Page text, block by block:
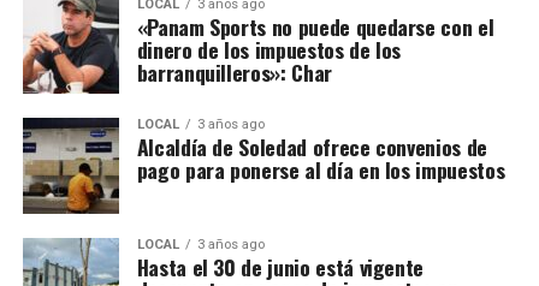
LOCAL 3 años ago
«Panam Sports no puede quedarse con el
dinero de los impuestos de los
barranquilleros»: Char
LOCAL 3 años ago
Alcaldía de Soledad ofrece convenios de
pago para ponerse al día en los impuestos
LOCAL 3 años ago
Hasta el 30 de junio está vigente